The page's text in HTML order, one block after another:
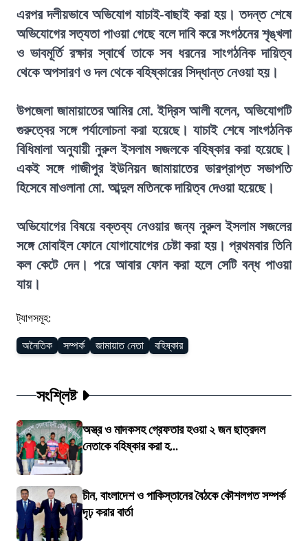
এরপর দলীয়ভাবে অভিযোগ যাচাই-বাছাই করা হয়। তদন্ত শেষে
অভিযোগের সত্যতা পাওয়া গেছে বলে দাবি করে সংগঠনের শৃঙ্খলা
ও ভাবমূর্তি রক্ষার স্বার্থে তাকে সব ধরনের সাংগঠনিক দায়িত্ব
থেকে অপসারণ ও দল থেকে বহিষ্কারের সিদ্ধান্ত নেওয়া হয়।
উপজেলা জামায়াতের আমির মো. ইদ্রিস আলী বলেন, অভিযোগটি
গুরুত্বের সঙ্গে পর্যালোচনা করা হয়েছে। যাচাই শেষে সাংগঠনিক
বিধিমালা অনুযায়ী নুরুল ইসলাম সজলকে বহিষ্কার করা হয়েছে।
একই সঙ্গে গাজীপুর ইউনিয়ন জামায়াতের ভারপ্রাপ্ত সভাপতি
হিসেবে মাওলানা মো. আব্দুল মতিনকে দায়িত্ব দেওয়া হয়েছে।
অভিযোগের বিষয়ে বক্তব্য নেওয়ার জন্য নুরুল ইসলাম সজলের
সঙ্গে মোবাইল ফোনে যোগাযোগের চেষ্টা করা হয়। প্রথমবার তিনি
কল কেটে দেন। পরে আবার ফোন করা হলে সেটি বন্ধ পাওয়া
যায়।
ট্যাগসমূহ:
অনৈতিক সম্পর্ক জামায়াত নেতা বহিষ্কার
সংশ্লিষ্ট
অস্ত্র ও মাদকসহ গ্রেফতার হওয়া ২ জন ছাত্রদল
নেতাকে বহিষ্কার করা হ...
চীন, বাংলাদেশ ও পাকিস্তানের বৈঠকে কৌশলগত সম্পর্ক
দৃঢ় করার বার্তা